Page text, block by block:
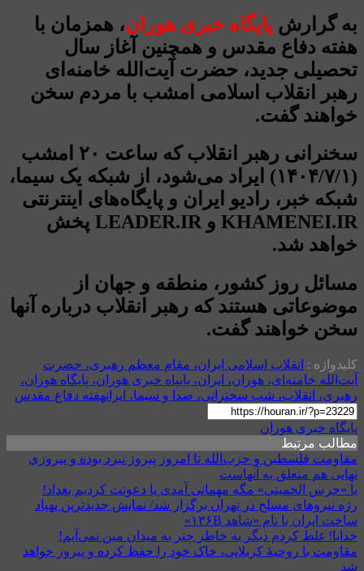
به گرارش پایگاه خبری هوران، همزمان با
هفته دفاع مقدس و همچنین آغاز سال
تحصیلی جدید، حضرت آیت‌الله خامنه‌ای
رهبر انقلاب اسلامی امشب با مردم سخن
خواهند گفت.
سخنرانی رهبر انقلاب که ساعت ۲۰ امشب
(۱۴۰۴/۷/۱) ایراد می‌شود، از شبکه یک سیما،
شبکه خبر، رادیو ایران و پایگاه‌های اینترنتی
KHAMENEI.IR و LEADER.IR پخش
خواهد شد.
مسائل روز کشور، منطقه و جهان از
موضوعاتی هستند که رهبر انقلاب درباره آنها
سخن خواهند گفت.
کلیدواژه : انقلاب اسلامی ایران، مقام معظم رهبری، حضرت
آیت‌الله خامنه‌ای، هوران، ایران، پایپاه خبری هوران، پایگاه هوران،
رهبری، انقلاب، شب سخنرانی، صدا و سیما، ایرانهفته دفاع مقدس
پایگاه خبری هوران
مطالب مرتبط
مقاومت فلسطین و حزب‌الله تا امروز پیروز نبرد بوده و پیروزی
نهایی هم متعلق به آنهاست
یا «حرس الخمینی» مگه مهمانی آمدی یا دعوتت کردیم بغداد!
رژه نیروهای مسلح در تهران برگزار شد/ نمایش جدیدترین پهپاد
ساخت ایران با نام «شاهد ۱۳۶B»
خدایا! غلط کردم دیگر به خاطر چتر به میدان مین نمی‌آیم!
مقاومت با روحیهٔ کربلایی، خاک خود را حفظ کرده و پیروز خواهد
شد